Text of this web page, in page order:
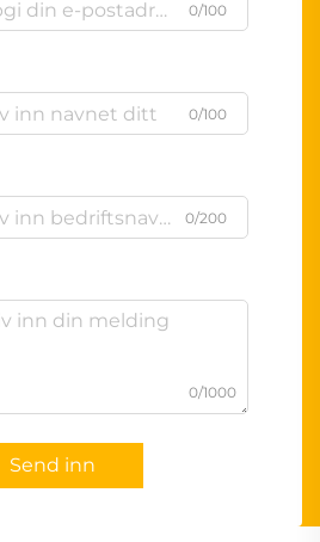
0/100
0/100
0/200
0/1000
Send inn